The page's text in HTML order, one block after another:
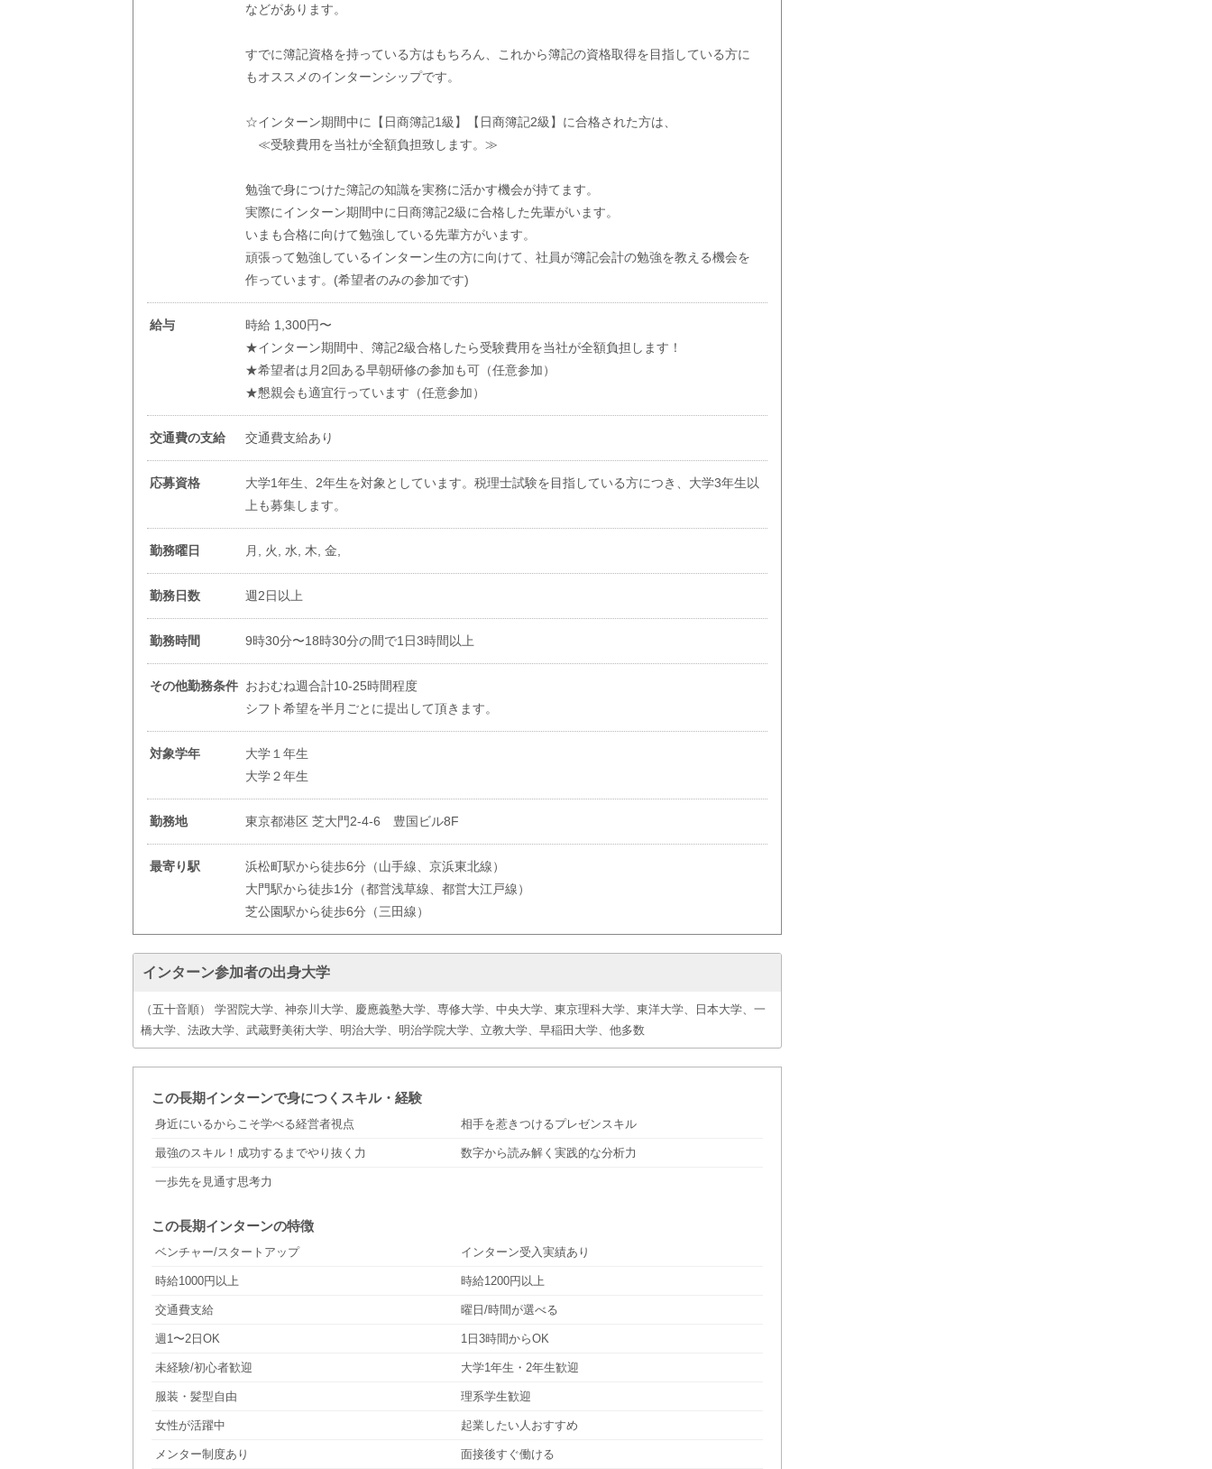
などがあります。
すでに簿記資格を持っている方はもちろん、これから簿記の資格取得を目指している方に
もオススメのインターンシップです。
☆インターン期間中に【日商簿記1級】【日商簿記2級】に合格された方は、
≪受験費用を当社が全額負担致します。≫
勉強で身につけた簿記の知識を実務に活かす機会が持てます。
実際にインターン期間中に日商簿記2級に合格した先輩がいます。
いまも合格に向けて勉強している先輩方がいます。
頑張って勉強しているインターン生の方に向けて、社員が簿記会計の勉強を教える機会を
作っています。(希望者のみの参加です)
給与
時給 1,300円〜
★インターン期間中、簿記2級合格したら受験費用を当社が全額負担します！
★希望者は月2回ある早朝研修の参加も可（任意参加）
★懇親会も適宜行っています（任意参加）
交通費の支給 交通費支給あり
応募資格
大学1年生、2年生を対象としています。税理士試験を目指している方につき、大学3年生以
上も募集します。
勤務曜日 月, 火, 水, 木, 金,
勤務日数 週2日以上
勤務時間 9時30分〜18時30分の間で1日3時間以上
その他勤務条件 おおむね週合計10-25時間程度
シフト希望を半月ごとに提出して頂きます。
対象学年
大学１年生
大学２年生
勤務地 東京都港区 芝大門2-4-6 豊国ビル8F
最寄り駅
浜松町駅から徒歩6分（山手線、京浜東北線）
大門駅から徒歩1分（都営浅草線、都営大江戸線）
芝公園駅から徒歩6分（三田線）
インターン参加者の出身大学
（五十音順） 学習院大学、神奈川大学、慶應義塾大学、専修大学、中央大学、東京理科大学、東洋大学、日本大学、一
橋大学、法政大学、武蔵野美術大学、明治大学、明治学院大学、立教大学、早稲田大学、他多数
この長期インターンで身につくスキル・経験
身近にいるからこそ学べる経営者視点 相手を惹きつけるプレゼンスキル
最強のスキル！成功するまでやり抜く力 数字から読み解く実践的な分析力
一歩先を見通す思考力
この長期インターンの特徴
ベンチャー/スタートアップ インターン受入実績あり
時給1000円以上 時給1200円以上
交通費支給 曜日/時間が選べる
週1〜2日OK 1日3時間からOK
未経験/初心者歓迎 大学1年生・2年生歓迎
服装・髪型自由 理系学生歓迎
女性が活躍中 起業したい人おすすめ
メンター制度あり 面接後すぐ働ける